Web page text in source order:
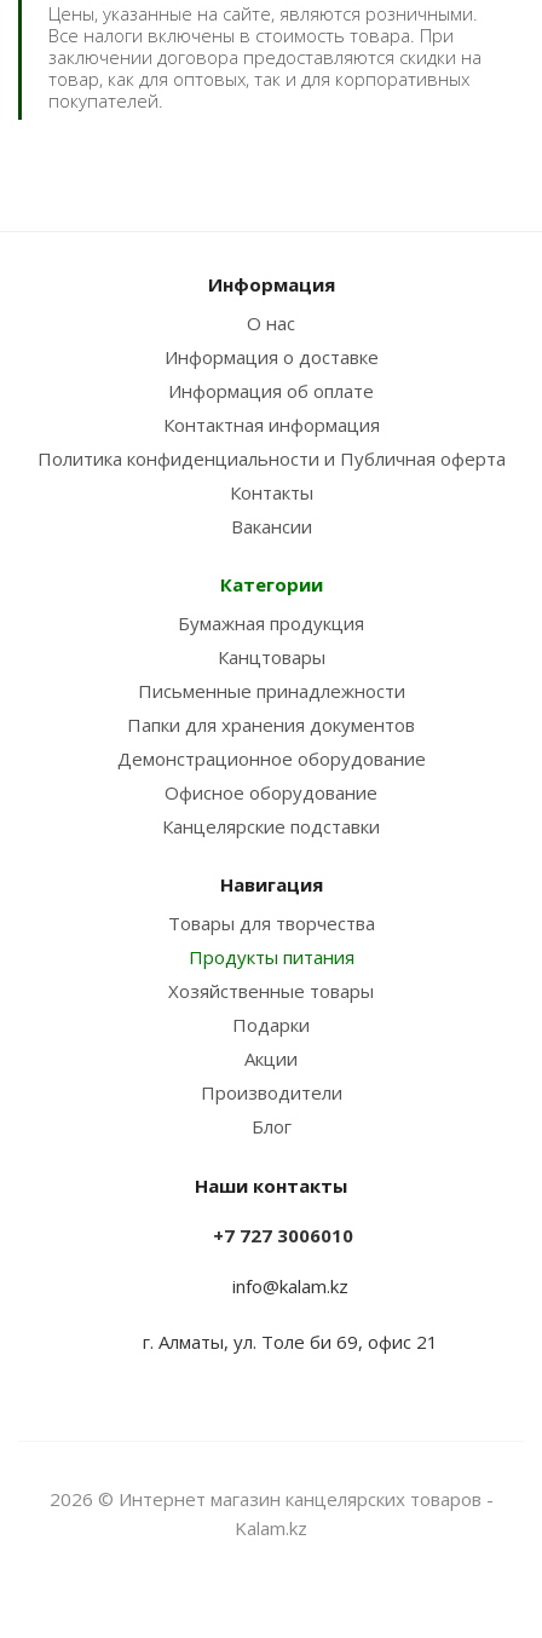
Цены, указанные на сайте, являются розничными.
Все налоги включены в стоимость товара. При
заключении договора предоставляются скидки на
товар, как для оптовых, так и для корпоративных
покупателей.
Информация
О нас
Информация о доставке
Информация об оплате
Контактная информация
Политика конфиденциальности и Публичная оферта
Контакты
Вакансии
Категории
Бумажная продукция
Канцтовары
Письменные принадлежности
Папки для хранения документов
Демонстрационное оборудование
Офисное оборудование
Канцелярские подставки
Навигация
Товары для творчества
Продукты питания
Хозяйственные товары
Подарки
Акции
Производители
Блог
Наши контакты
+7 727 3006010
info@kalam.kz
г. Алматы, ул. Толе би 69, офис 21
2026 © Интернет магазин канцелярских товаров -
Kalam.kz